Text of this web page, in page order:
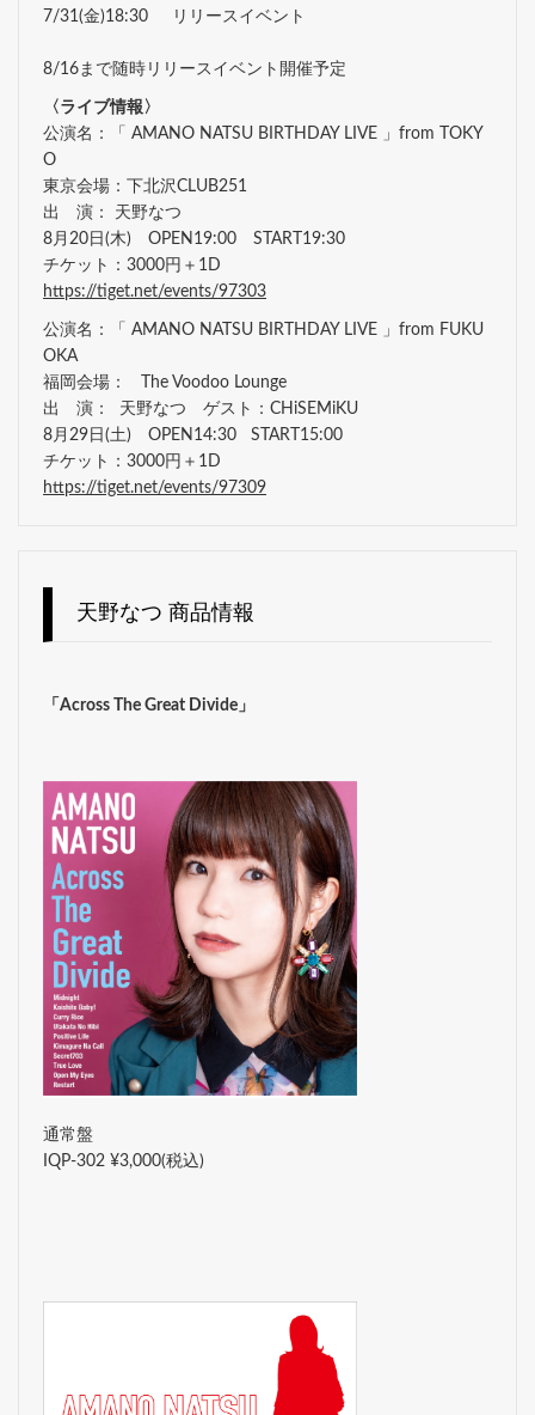
7/31(金)18:30 リリースイベント
8/16まで随時リリースイベント開催予定
〈ライブ情報〉
公演名：「 AMANO NATSU BIRTHDAY LIVE 」from TOKY
O
東京会場：下北沢CLUB251
出 演： 天野なつ
8月20日(木) OPEN19:00 START19:30
チケット：3000円＋1D
https://tiget.net/events/97303
公演名：「 AMANO NATSU BIRTHDAY LIVE 」from FUKU
OKA
福岡会場： The Voodoo Lounge
出 演： 天野なつ ゲスト：CHiSEMiKU
8月29日(土) OPEN14:30 START15:00
チケット：3000円＋1D
https://tiget.net/events/97309
天野なつ 商品情報
「Across The Great Divide」
通常盤
IQP-302 ¥3,000(税込)